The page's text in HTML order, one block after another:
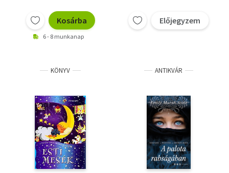
Kosárba
6 - 8 munkanap
Előjegyzem
KÖNYV ANTIKVÁR